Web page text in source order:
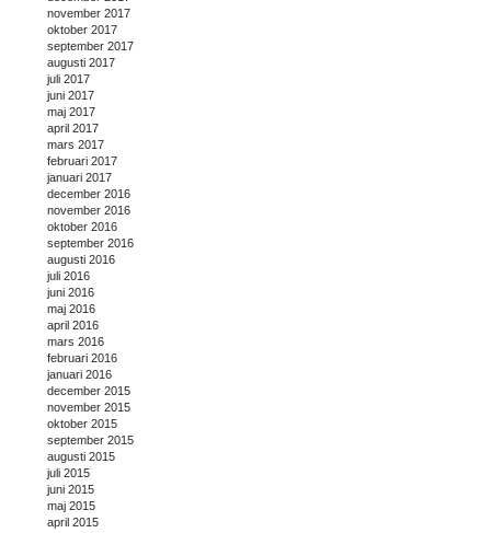
november 2017
oktober 2017
september 2017
augusti 2017
juli 2017
juni 2017
maj 2017
april 2017
mars 2017
februari 2017
januari 2017
december 2016
november 2016
oktober 2016
september 2016
augusti 2016
juli 2016
juni 2016
maj 2016
april 2016
mars 2016
februari 2016
januari 2016
december 2015
november 2015
oktober 2015
september 2015
augusti 2015
juli 2015
juni 2015
maj 2015
april 2015